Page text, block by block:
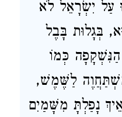
עַל יִשְׂרָאֵל לֹא
בְּגָלוּת בָּבֶל
כְּמוֹ
לַשֶּׁמֶשׁ,
נָפַלְתָּ מִשָּׁמַיִם